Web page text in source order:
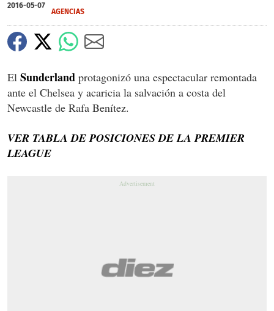
2016-05-07
AGENCIAS
El Sunderland protagonizó una espectacular remontada
ante el Chelsea y acaricia la salvación a costa del
Newcastle de Rafa Benítez.
VER TABLA DE POSICIONES DE LA PREMIER
LEAGUE